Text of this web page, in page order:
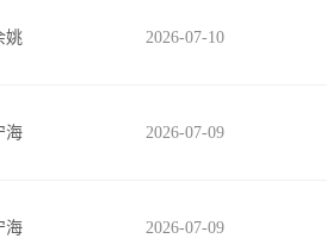
2026-07-10
姚
2026-07-09
海
2026-07-09
海